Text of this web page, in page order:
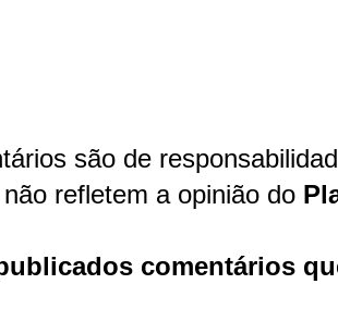
são de
refletem a opinião do
comentários